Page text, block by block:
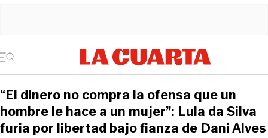
“El dinero no compra la ofensa que un
hombre le hace a un mujer”: Lula da Silva
furia por libertad bajo fianza de Dani Alves